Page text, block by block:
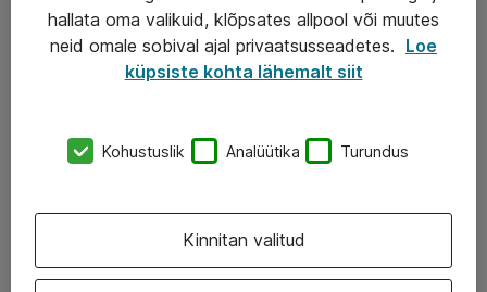
AS ATEA
+372 659 3591
Järvevana tee 7b, 10112 Tallinn
hallata oma valikuid, klõpsates allpool või muutes
neid omale sobival ajal privaatsusseadetes. Loe
küpsiste kohta lähemalt siit
Kohustuslik Analüütika Turundus
Kinnitan valitud